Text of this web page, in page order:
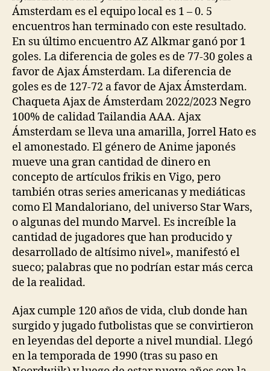
Ámsterdam es el equipo local es 1 – 0. 5
encuentros han terminado con este resultado.
En su último encuentro AZ Alkmar ganó por 1
goles. La diferencia de goles es de 77-30 goles a
favor de Ajax Ámsterdam. La diferencia de
goles es de 127-72 a favor de Ajax Ámsterdam.
Chaqueta Ajax de Ámsterdam 2022/2023 Negro
100% de calidad Tailandia AAA. Ajax
Ámsterdam se lleva una amarilla, Jorrel Hato es
el amonestado. El género de Anime japonés
mueve una gran cantidad de dinero en
concepto de artículos frikis en Vigo, pero
también otras series americanas y mediáticas
como El Mandaloriano, del universo Star Wars,
o algunas del mundo Marvel. Es increíble la
cantidad de jugadores que han producido y
desarrollado de altísimo nivel», manifestó el
sueco; palabras que no podrían estar más cerca
de la realidad.
Ajax cumple 120 años de vida, club donde han
surgido y jugado futbolistas que se convirtieron
en leyendas del deporte a nivel mundial. Llegó
en la temporada de 1990 (tras su paso en